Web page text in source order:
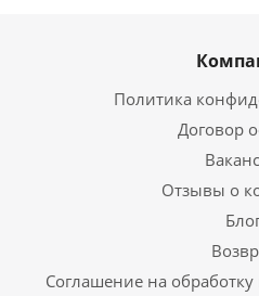
Политика
Договор
Отзывы о
Соглашение на